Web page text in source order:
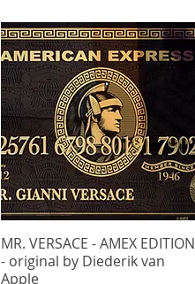
Gyorsnézet
MR. VERSACE - AMEX EDITION
- original by Diederik van
Apple